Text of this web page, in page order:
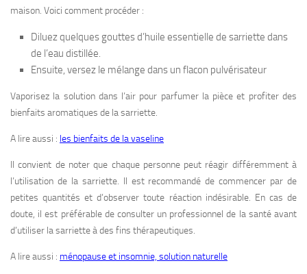
maison. Voici comment procéder :
Diluez quelques gouttes d’huile essentielle de sarriette dans
de l’eau distillée.
Ensuite, versez le mélange dans un flacon pulvérisateur
Vaporisez la solution dans l’air pour parfumer la pièce et profiter des
bienfaits aromatiques de la sarriette.
A lire aussi : les bienfaits de la vaseline
Il convient de noter que chaque personne peut réagir différemment à
l’utilisation de la sarriette. Il est recommandé de commencer par de
petites quantités et d’observer toute réaction indésirable. En cas de
doute, il est préférable de consulter un professionnel de la santé avant
d’utiliser la sarriette à des fins thérapeutiques.
A lire aussi : ménopause et insomnie, solution naturelle